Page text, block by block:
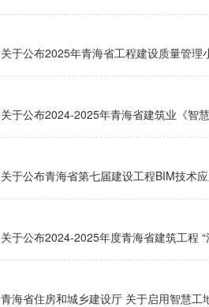
关于公布2025年青海省工程建设质量管理
关于公布2024-2025年青海省建筑业《智
关于公布青海省第七届建设工程BIM技术
关于公布2024-2025年度青海省建筑工程
青海省住房和城乡建设厅 关于启用智慧